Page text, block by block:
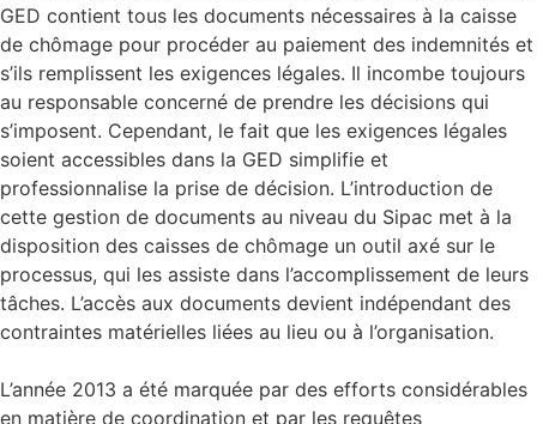
GED contient tous les documents nécessaires à la caisse
de chômage pour procéder au paiement des indemnités et
s’ils remplissent les exigences légales. Il incombe toujours
au responsable concerné de prendre les décisions qui
s’imposent. Cependant, le fait que les exigences légales
soient accessibles dans la GED simplifie et
professionnalise la prise de décision. L’introduction de
cette gestion de documents au niveau du Sipac met à la
disposition des caisses de chômage un outil axé sur le
processus, qui les assiste dans l’accomplissement de leurs
tâches. L’accès aux documents devient indépendant des
contraintes matérielles liées au lieu ou à l’organisation.
L’année 2013 a été marquée par des efforts considérables
en matière de coordination et par les requêtes